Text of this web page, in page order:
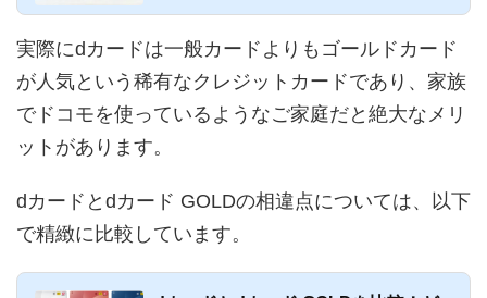
実際にdカードは一般カードよりもゴールドカード
が人気という稀有なクレジットカードであり、家族
でドコモを使っているようなご家庭だと絶大なメリ
ットがあります。
dカードとdカード GOLDの相違点については、以下
で精緻に比較しています。